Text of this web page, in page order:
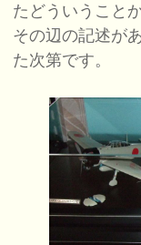
たどういうこと
その辺の記述が
た次第です。